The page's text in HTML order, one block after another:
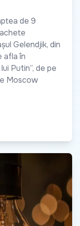
de 9
Gelendjik, din
afla în
Putin”, de pe
Moscow